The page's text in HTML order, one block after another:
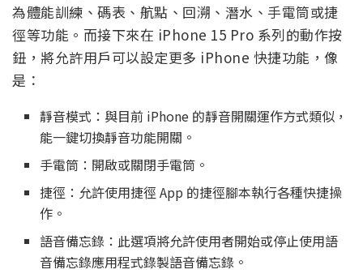
為體能訓練、碼表、航點、回溯、潛水、手電筒或捷
徑等功能。而接下來在 iPhone 15 Pro 系列的動作按
鈕，將允許用戶可以設定更多 iPhone 快捷功能，像
是：
靜音模式：與目前 iPhone 的靜音開關運作方式類似，
能一鍵切換靜音功能開關。
手電筒：開啟或關閉手電筒。
捷徑：允許使用捷徑 App 的捷徑腳本執行各種快捷操
作。
語音備忘錄：此選項將允許使用者開始或停止使用語
音備忘錄應用程式錄製語音備忘錄。